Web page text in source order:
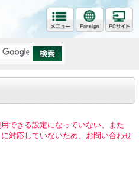
できる設定になっていない、また
対応していないため、お問い合わせ